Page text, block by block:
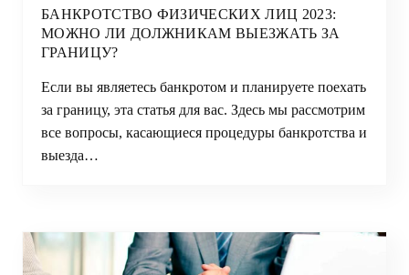
БАНКРОТСТВО ФИЗИЧЕСКИХ ЛИЦ 2023:
МОЖНО ЛИ ДОЛЖНИКАМ ВЫЕЗЖАТЬ ЗА
ГРАНИЦУ?
Если вы являетесь банкротом и планируете поехать
за границу, эта статья для вас. Здесь мы рассмотрим
все вопросы, касающиеся процедуры банкротства и
выезда…